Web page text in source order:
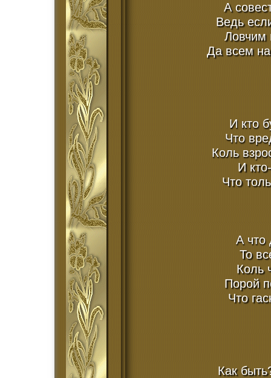
А
Ведь
Ловчим
Да всем
И кто
Что
Коль
И
Что
А что
То
Коль
Порой
Что
Как